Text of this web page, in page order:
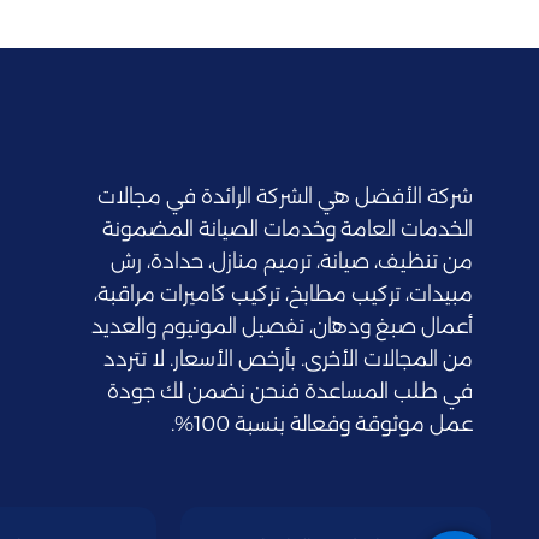
: يتم
الفحص والضمان: بعد الانتهاء من
في محلنا للزجاج نقدم لك خيارات متعددة تناسب
المخصص للمنازل والمكاتب.نحن نعرض عروض
أبواب منزلية، أو مرايا بأحجام مختلفة، أو زجاج
والمثلج، مما يتيح لك اختيار المنتجات التي تتناسب
والزجاج المخصص للديكورات، مع إمكانية تحديد
شركة الأفضل هي الشركة الرائدة في مجالات
الخدمات العامة وخدمات الصيانة المضمونة
من تنظيف، صيانة، ترميم منازل، حدادة، رش
مبيدات، تركيب مطابخ، تركيب كاميرات مراقبة،
أعمال صبغ ودهان، تفصيل المونيوم والعديد
من المجالات الأخرى. بأرخص الأسعار. لا تتردد
في طلب المساعدة فنحن نضمن لك جودة
عمل موثوقة وفعالة بنسبة 100%.